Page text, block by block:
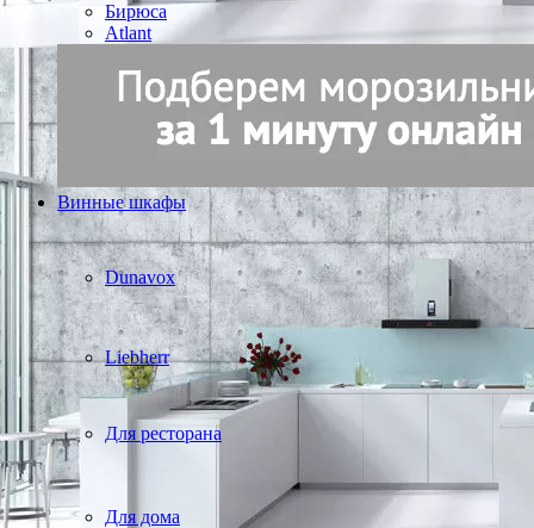
Бирюса
Atlant
Винные шкафы
Dunavox
Liebherr
Для ресторана
Для дома